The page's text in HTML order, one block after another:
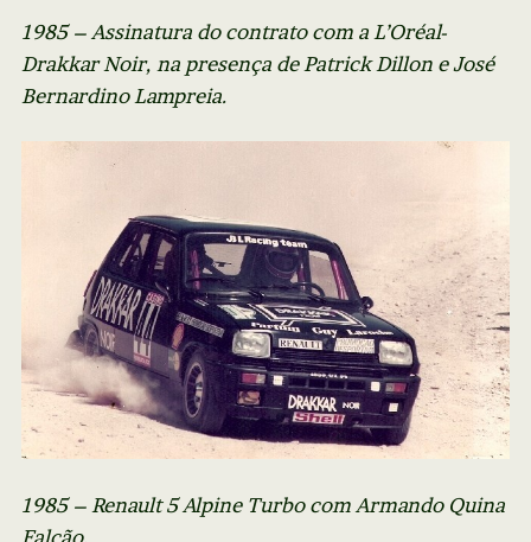
1985 – Assinatura do contrato com a L’Oréal-
Drakkar Noir, na presença de Patrick Dillon e José
Bernardino Lampreia.
1985 – Renault 5 Alpine Turbo com Armando Quina